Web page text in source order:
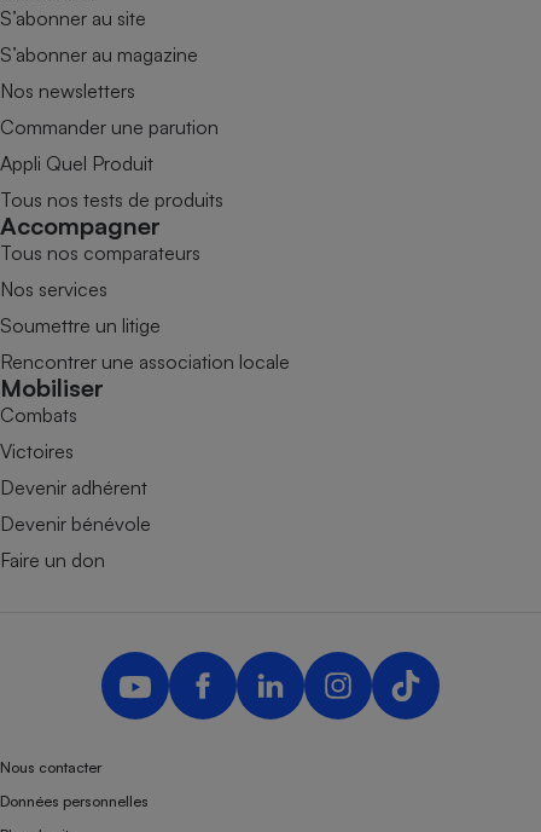
S’abonner au site
S’abonner au magazine
Nos newsletters
Commander une parution
Appli Quel Produit
Tous nos tests de produits
Accompagner
Tous nos comparateurs
Nos services
Soumettre un litige
Rencontrer une association locale
Mobiliser
Combats
Victoires
Devenir adhérent
Devenir bénévole
Faire un don
Nous contacter
Données personnelles